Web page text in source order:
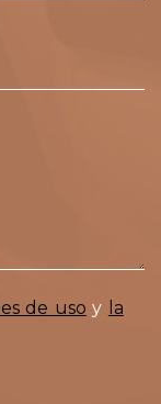
de uso y la